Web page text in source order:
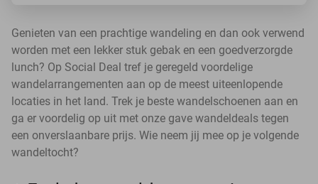
Genieten van een prachtige wandeling en dan ook verwend
worden met een lekker stuk gebak en een goedverzorgde
lunch? Op Social Deal tref je geregeld voordelige
wandelarrangementen aan op de meest uiteenlopende
locaties in het land. Trek je beste wandelschoenen aan en
ga er voordelig op uit met onze gave wandeldeals tegen
een onverslaanbare prijs. Wie neem jij mee op je volgende
wandeltocht?